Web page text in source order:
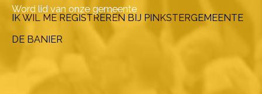
Word lid van onze gemeente
IK WIL ME REGISTREREN BIJ PINKSTERGEMEENTE
DE BANIER